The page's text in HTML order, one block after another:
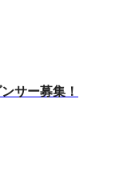
サー募集！